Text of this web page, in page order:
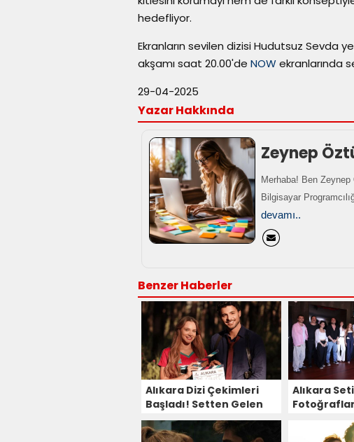
hedefliyor.
Ekranların sevilen dizisi Hudutsuz Sevda
akşamı saat 20.00'de NOWekranlarında
29-04-2025
Yazar Hakkında
Zeynep
Merhaba! Ben
Bilgisayar
devamı..
Benzer Haberler
Alıkara Dizi Çekimleri
Başladı! Setten Gelen
Fotoğraflar Dikkat
Çekti!
Alıkara
Fotoğraflar